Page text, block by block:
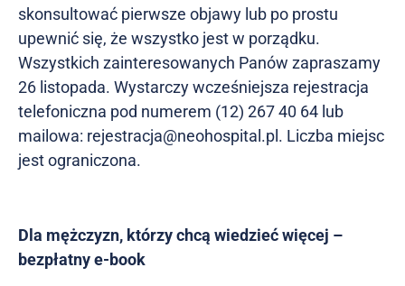
skonsultować pierwsze objawy lub po prostu
upewnić się, że wszystko jest w porządku.
Wszystkich zainteresowanych Panów zapraszamy
26 listopada. Wystarczy wcześniejsza rejestracja
telefoniczna pod numerem (12) 267 40 64 lub
mailowa: rejestracja@neohospital.pl . Liczba miejsc
jest ograniczona.
Dla mężczyzn, którzy chcą wiedzieć więcej –
bezpłatny e-book